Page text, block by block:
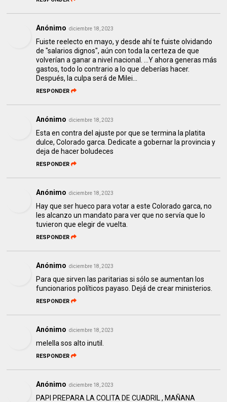
Anónimo diciembre 18, 2023
Fuiste reelecto en mayo, y desde ahí te fuiste olvidando
de "salarios dignos", aún con toda la certeza de que
volverían a ganar a nivel nacional. ...Y ahora generas más
gastos, todo lo contrario a lo que deberías hacer.
Después, la culpa será de Milei...
RESPONDER
Anónimo diciembre 18, 2023
Esta en contra del ajuste por que se termina la platita
dulce, Colorado garca. Dedicate a gobernar la provincia y
deja de hacer boludeces
RESPONDER
Anónimo diciembre 18, 2023
Hay que ser hueco para votar a este Colorado garca, no
les alcanzo un mandato para ver que no servía que lo
tuvieron que elegir de vuelta.
RESPONDER
Anónimo diciembre 18, 2023
Para que sirven las paritarias si sólo se aumentan los
funcionarios políticos payaso. Dejá de crear ministerios.
RESPONDER
Anónimo diciembre 18, 2023
melella sos alto inutil.
RESPONDER
Anónimo diciembre 18, 2023
PAPI PREPARA LA COLITA DE CUADRIL , MAÑANA